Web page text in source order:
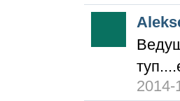
2014-